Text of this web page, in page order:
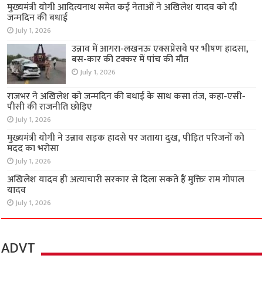
मुख्यमंत्री योगी आदित्यनाथ समेत कई नेताओं ने अखिलेश यादव को दी
जन्मदिन की बधाई
July 1, 2026
उन्नाव में आगरा-लखनऊ एक्सप्रेसवे पर भीषण हादसा,
बस-कार की टक्कर में पांच की मौत
July 1, 2026
राजभर ने अखिलेश को जन्मदिन की बधाई के साथ कसा तंज, कहा-एसी-
पीसी की राजनीति छोड़िए
July 1, 2026
मुख्यमंत्री योगी ने उन्नाव सड़क हादसे पर जताया दुख, पीड़ित परिजनों को
मदद का भरोसा
July 1, 2026
अखिलेश यादव ही अत्याचारी सरकार से दिला सकते हैं मुक्तिः राम गोपाल
यादव
July 1, 2026
ADVT